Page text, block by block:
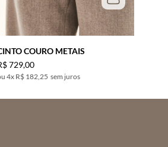
COURO METAIS
729,00
4x R$ 182,25 sem juros